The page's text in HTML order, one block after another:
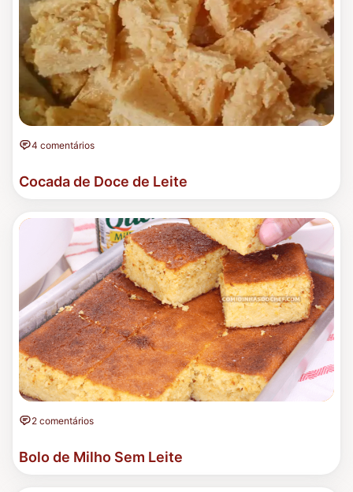
4 comentários
Cocada de Doce de Leite
2 comentários
Bolo de Milho Sem Leite